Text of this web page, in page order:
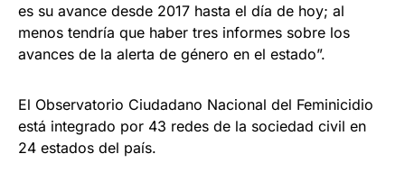
es su avance desde 2017 hasta el día de hoy; al
menos tendría que haber tres informes sobre los
avances de la alerta de género en el estado”.
El Observatorio Ciudadano Nacional del Feminicidio
está integrado por 43 redes de la sociedad civil en
24 estados del país.